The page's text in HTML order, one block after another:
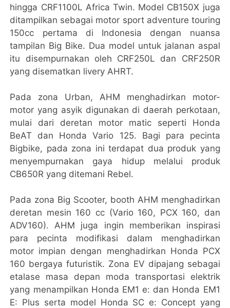
hingga CRF1100L Africa Twin. Model CB150X juga
ditampilkan sebagai motor sport adventure touring
150cc pertama di Indonesia dengan nuansa
tampilan Big Bike. Dua model untuk jalanan aspal
itu disempurnakan oleh CRF250L dan CRF250R
yang disematkan livery AHRT.
Pada zona Urban, AHM menghadirkan motor-
motor yang asyik digunakan di daerah perkotaan,
mulai dari deretan motor matic seperti Honda
BeAT dan Honda Vario 125. Bagi para pecinta
Bigbike, pada zona ini terdapat dua produk yang
menyempurnakan gaya hidup melalui produk
CB650R yang ditemani Rebel.
Pada zona Big Scooter, booth AHM menghadirkan
deretan mesin 160 cc (Vario 160, PCX 160, dan
ADV160). AHM juga ingin memberikan inspirasi
para pecinta modifikasi dalam menghadirkan
motor impian dengan menghadirkan Honda PCX
160 bergaya futuristik. Zona EV dipajang sebagai
etalase masa depan moda transportasi elektrik
yang menampilkan Honda EM1 e: dan Honda EM1
E: Plus serta model Honda SC e: Concept yang